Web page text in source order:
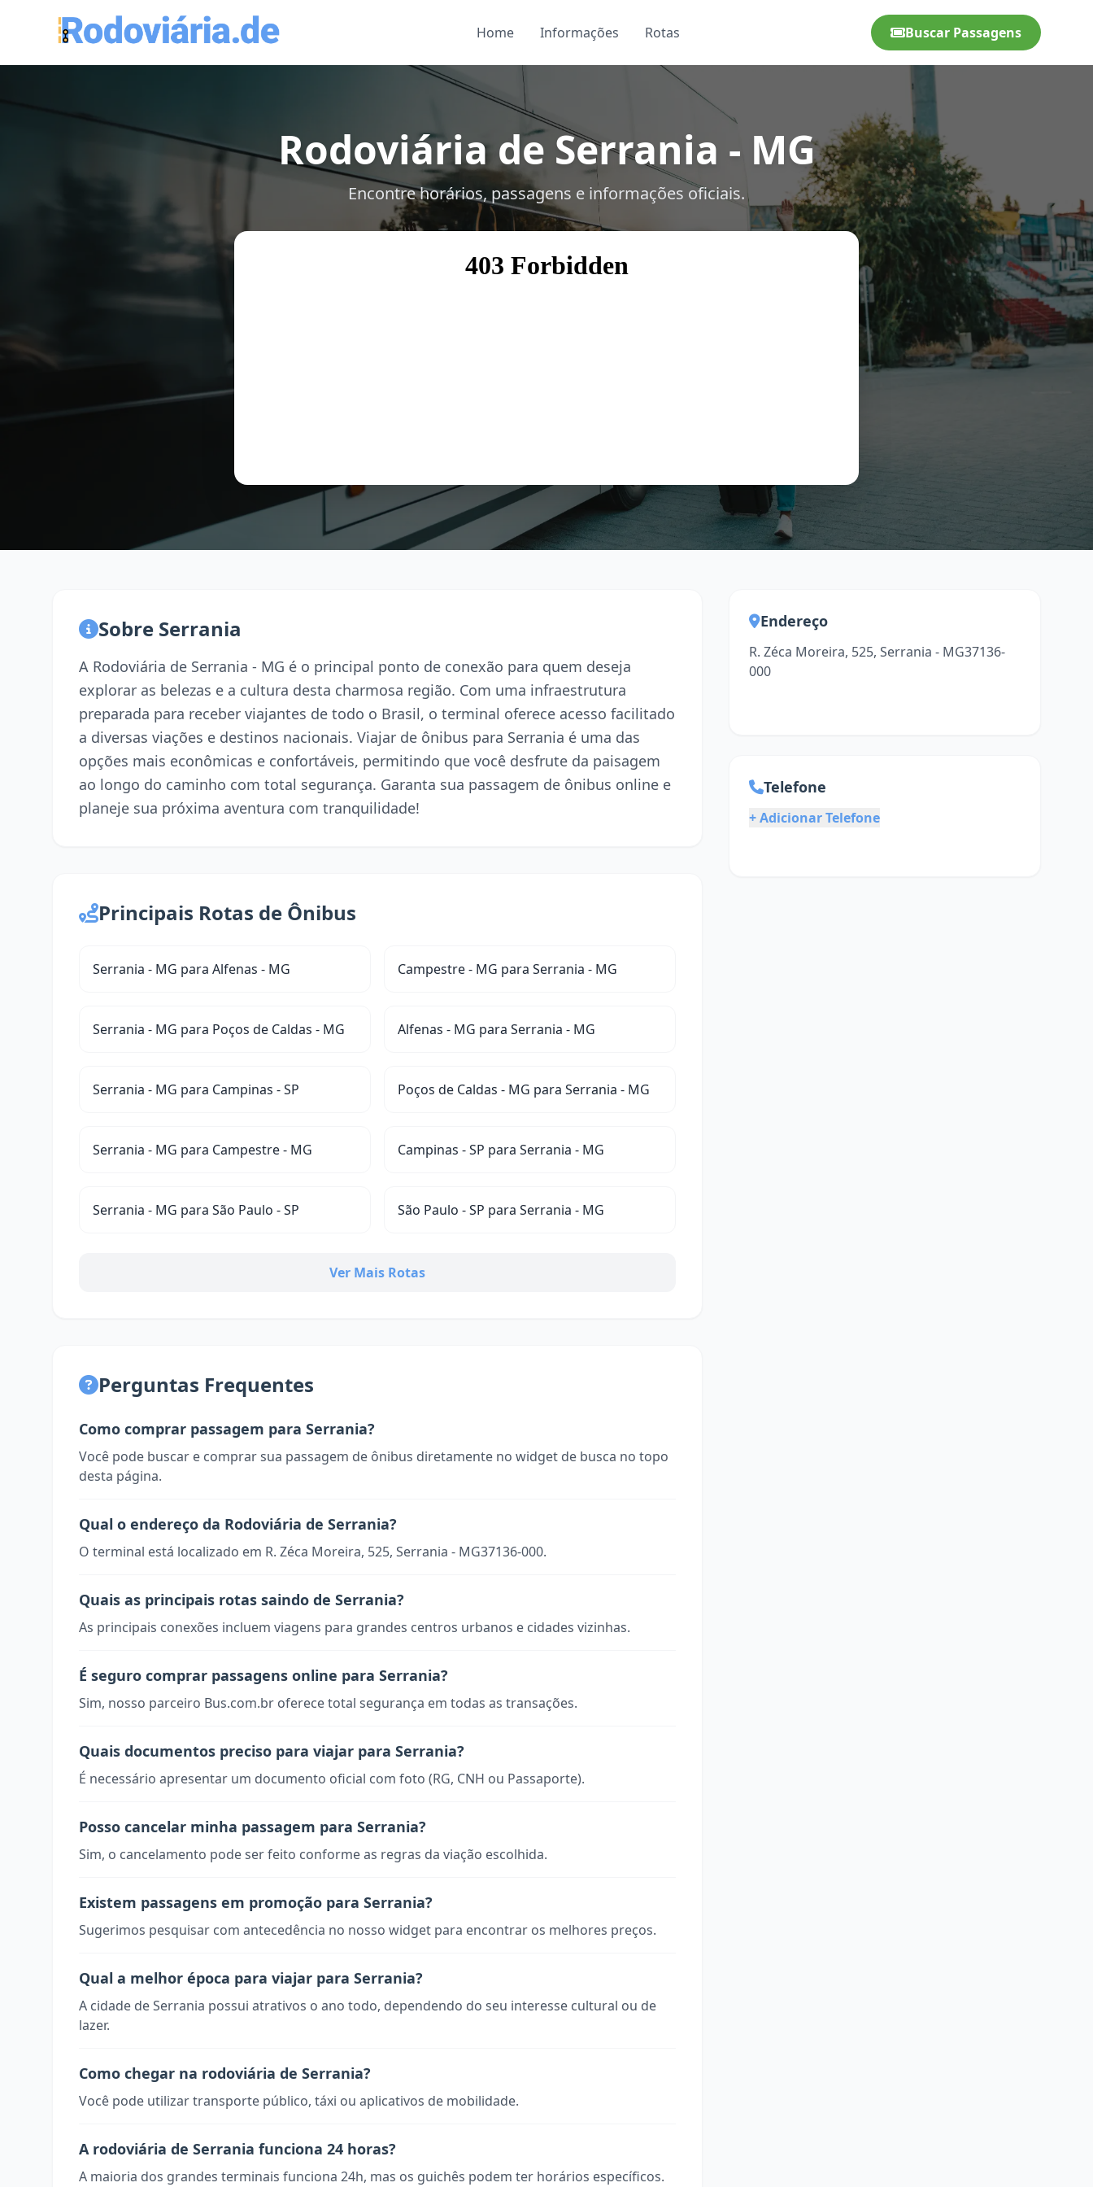
Home Informações Rotas Buscar Passagens
Rodoviária de Serrania - MG
Encontre horários, passagens e informações oficiais.
Sobre Serrania
A Rodoviária de Serrania - MG é o principal ponto de conexão para quem deseja
explorar as belezas e a cultura desta charmosa região. Com uma infraestrutura
preparada para receber viajantes de todo o Brasil, o terminal oferece acesso facilitado
a diversas viações e destinos nacionais. Viajar de ônibus para Serrania é uma das
opções mais econômicas e confortáveis, permitindo que você desfrute da paisagem
ao longo do caminho com total segurança. Garanta sua passagem de ônibus online e
planeje sua próxima aventura com tranquilidade!
Principais Rotas de Ônibus
Serrania - MG para Alfenas - MG Campestre - MG para Serrania - MG
Serrania - MG para Poços de Caldas - MG Alfenas - MG para Serrania - MG
Serrania - MG para Campinas - SP Poços de Caldas - MG para Serrania - MG
Serrania - MG para Campestre - MG Campinas - SP para Serrania - MG
Serrania - MG para São Paulo - SP São Paulo - SP para Serrania - MG
Ver Mais Rotas
Perguntas Frequentes
Como comprar passagem para Serrania?
Você pode buscar e comprar sua passagem de ônibus diretamente no widget de busca no topo
desta página.
Qual o endereço da Rodoviária de Serrania?
O terminal está localizado em R. Zéca Moreira, 525, Serrania - MG37136-000.
Quais as principais rotas saindo de Serrania?
As principais conexões incluem viagens para grandes centros urbanos e cidades vizinhas.
É seguro comprar passagens online para Serrania?
Sim, nosso parceiro Bus.com.br oferece total segurança em todas as transações.
Quais documentos preciso para viajar para Serrania?
É necessário apresentar um documento oficial com foto (RG, CNH ou Passaporte).
Posso cancelar minha passagem para Serrania?
Sim, o cancelamento pode ser feito conforme as regras da viação escolhida.
Existem passagens em promoção para Serrania?
Sugerimos pesquisar com antecedência no nosso widget para encontrar os melhores preços.
Qual a melhor época para viajar para Serrania?
A cidade de Serrania possui atrativos o ano todo, dependendo do seu interesse cultural ou de
lazer.
Como chegar na rodoviária de Serrania?
Você pode utilizar transporte público, táxi ou aplicativos de mobilidade.
A rodoviária de Serrania funciona 24 horas?
A maioria dos grandes terminais funciona 24h, mas os guichês podem ter horários específicos.
Endereço
R. Zéca Moreira, 525, Serrania - MG37136-
000
Telefone
+ Adicionar Telefone